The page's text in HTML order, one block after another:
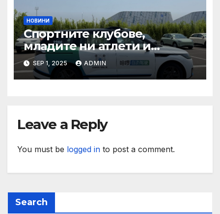
НОВИНИ
Спортните клубове,
младите ни атлети и
техните треньори имат
нужда от нашата подкрепа
и ние ще им я осигурим
SEP 1, 2025 ADMIN
Leave a Reply
You must be logged in to post a comment.
Search